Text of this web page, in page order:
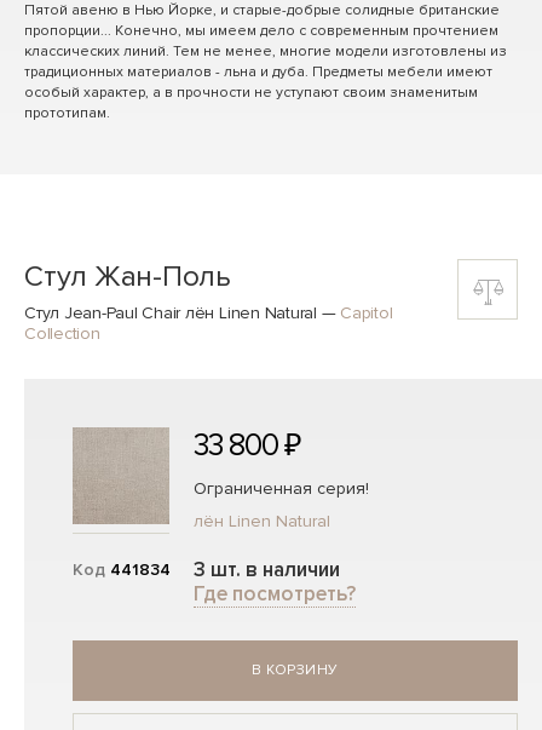
Пятой авеню в Нью Йорке, и старые-добрые солидные британские
пропорции... Конечно, мы имеем дело с современным прочтением
классических линий. Тем не менее, многие модели изготовлены из
традиционных материалов - льна и дуба. Предметы мебели имеют
особый характер, а в прочности не уступают своим знаменитым
прототипам.
Стул Жан-Поль
Стул Jean-Paul Chair лён Linen Natural — Capitol
Collection
Код 441834
33 800 ₽
Ограниченная серия!
лён Linen Natural
3 шт. в наличии
Где посмотреть?
В КОРЗИНУ